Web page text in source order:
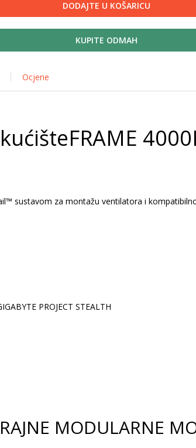
DODAJTE U KOŠARICU
KUPITE ODMAH
Ocjene
sustavom za montažu ventilatora i
PROJECT STEALTH
MODULARNE